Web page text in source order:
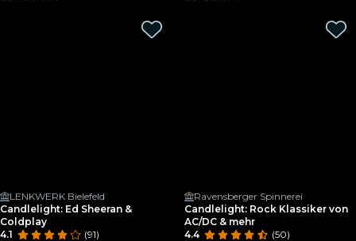
LENKWERK Bielefeld
Candlelight: Ed Sheeran &
Coldplay
4.1
(91)
Ravensberger Spinnerei
Candlelight: Rock Klassiker von
AC/DC & mehr
4.4
(50)